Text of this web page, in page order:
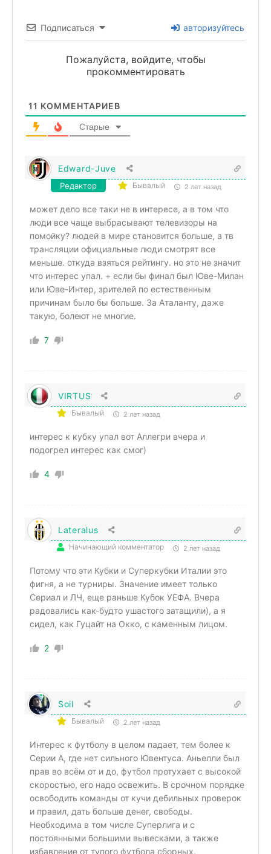
Подписаться авторизуйтесь
Пожалуйста, войдите, чтобы
прокомментировать
11 КОММЕНТАРИЕВ
Старые
Edward-Juve
Редактор Бывалый 2 лет назад
может дело все таки не в интересе, а в том что
люди все чаще выбрасывают телевизоры на
помойку? людей в мире становится больше, а тв
трансляции официальные люди смотрят все
меньше. откуда взяться рейтингу. но это не значит
что интерес упал. + если бы финал был Юве-Милан
или Юве-Интер, зрителей по естественным
причинам было бы больше. За Аталанту, даже
такую, болеют не многие.
7
VIRTUS
Бывалый 2 лет назад
интерес к кубку упал вот Аллегри вчера и
подогрел интерес как смог)
4
Lateralus
Начинающий комментатор 2 лет назад
Потому что эти Кубки и Суперкубки Италии это
фигня, а не турниры. Значение имеет только
Сериал и ЛЧ, еще раньше Кубок УЕФА. Вчера
радовались как-будто ушастого затащили), а я
сидел, как Гуцайт на Окко, с каменным лицом.
2
Soil
Бывалый 2 лет назад
Интерес к футболу в целом падает, тем более к
Серии А, где нет сильного Ювентуса. Аньелли был
прав во всём от и до, футбол протухает с высокой
скоростью, его надо освежить. В срочном порядке
освободить команды от кучи дебильных проверок
и правил, дать больше денег, свободы.
Необходима в том числе Суперлига и с
постоянными большими вывесками, а также
избавление от тупого футбола сборных.